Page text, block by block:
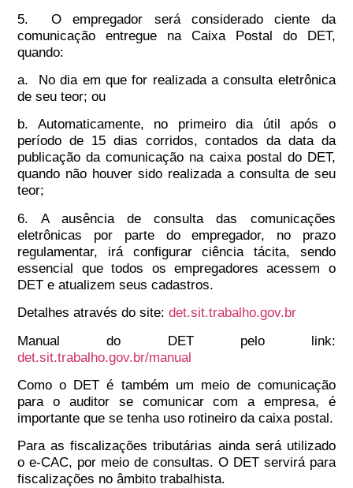
5. O empregador será considerado ciente da
comunicação entregue na Caixa Postal do DET,
quando:
a. No dia em que for realizada a consulta eletrônica
de seu teor; ou
b. Automaticamente, no primeiro dia útil após o
período de 15 dias corridos, contados da data da
publicação da comunicação na caixa postal do DET,
quando não houver sido realizada a consulta de seu
teor;
6. A ausência de consulta das comunicações
eletrônicas por parte do empregador, no prazo
regulamentar, irá configurar ciência tácita, sendo
essencial que todos os empregadores acessem o
DET e atualizem seus cadastros.
Detalhes através do site: det.sit.trabalho.gov.br
Manual do DET pelo link:
det.sit.trabalho.gov.br/manual
Como o DET é também um meio de comunicação
para o auditor se comunicar com a empresa, é
importante que se tenha uso rotineiro da caixa postal.
Para as fiscalizações tributárias ainda será utilizado
o e-CAC, por meio de consultas. O DET servirá para
fiscalizações no âmbito trabalhista.